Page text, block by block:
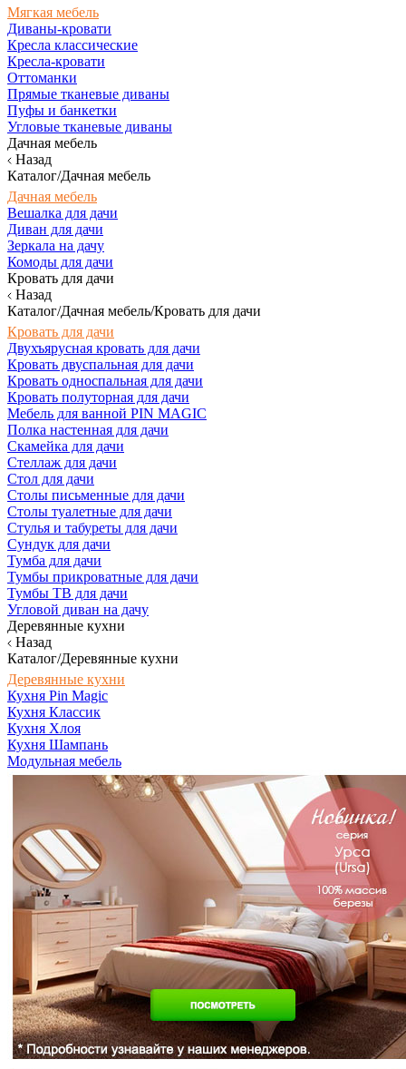
Мягкая мебель
Диваны-кровати
Кресла классические
Кресла-кровати
Оттоманки
Прямые тканевые диваны
Пуфы и банкетки
Угловые тканевые диваны
Дачная мебель
Назад
Каталог/Дачная мебель
Дачная мебель
Вешалка для дачи
Диван для дачи
Зеркала на дачу
Комоды для дачи
Кровать для дачи
Назад
Каталог/Дачная мебель/Кровать для дачи
Кровать для дачи
Двухъярусная кровать для дачи
Кровать двуспальная для дачи
Кровать односпальная для дачи
Кровать полуторная для дачи
Мебель для ванной PIN MAGIC
Полка настенная для дачи
Скамейка для дачи
Стеллаж для дачи
Стол для дачи
Столы письменные для дачи
Столы туалетные для дачи
Стулья и табуреты для дачи
Сундук для дачи
Тумба для дачи
Тумбы прикроватные для дачи
Тумбы ТВ для дачи
Угловой диван на дачу
Деревянные кухни
Назад
Каталог/Деревянные кухни
Деревянные кухни
Кухня Pin Magic
Кухня Классик
Кухня Хлоя
Кухня Шампань
Модульная мебель